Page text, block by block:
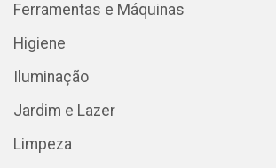
Ferramentas e Máquinas
Higiene
Iluminação
Jardim e Lazer
Limpeza